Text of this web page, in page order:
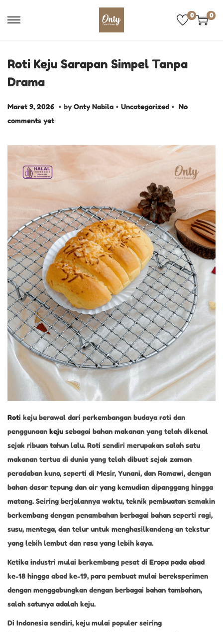
0 0
Roti Keju Sarapan Simpel Tanpa
Drama
P
o
t
d
Maret 9, 2026 M
e
2
0
2
6
. by Onty Nabila . P
t
Uncategorized . No
comments yet
Roti keju berawal dari perkembangan budaya roti dan
penggunaan keju sebagai bahan makanan yang telah dikenal
sejak ribuan tahun lalu. Roti sendiri merupakan salah satu
makanan tertua di dunia yang telah dibuat sejak zaman
peradaban kuno, seperti di Mesir, Yunani, dan Romawi, dengan
bahan dasar tepung dan air yang kemudian dipanggang hingga
matang. Seiring berjalannya waktu, teknik pembuatan semakin
berkembang dengan penambahan berbagai bahan seperti ragi,
susu, mentega, dan telur untuk menghasilkandeng an tekstur
yang lebih lembut dan rasa yang lebih kaya.
Ketika industri mulai berkembang pesat di Eropa pada abad
ke-18 hingga abad ke-19, para pembuat mulai bereksperimen
dengan menggabungkan dengan berbagai bahan tambahan,
salah satunya adalah keju.
Di Indonesia sendiri, keju mulai populer seiring